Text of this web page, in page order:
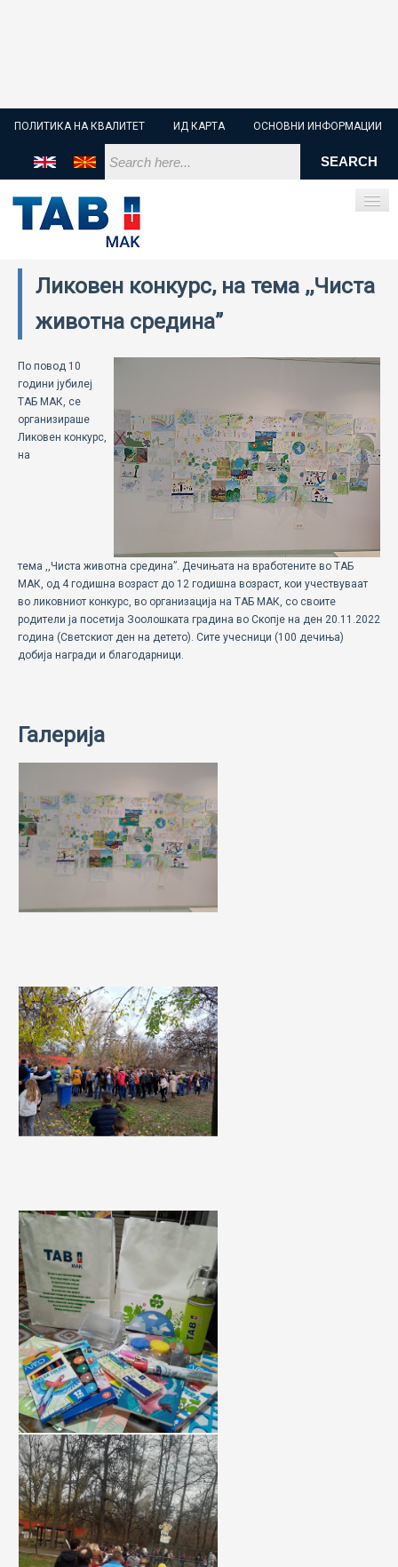
ПОЛИТИКА НА КВАЛИТЕТ ИД КАРТА ОСНОВНИ ИНФОРМАЦИИ
ПОЧЕТНА
ИНДУСТРИСКИ БАТЕРИИ
ECOMOTION
СПОРТ
НОВОСТИ
ГАЛЕРИЈА
КОНТАКТ
Ликовен конкурс, на тема ,,Чиста
животна средина”
По повод 10
години јубилеј
ТАБ МАК, се
организираше
Ликовен конкурс,
на
тема ,,Чиста животна средина”. Дечињата на вработените во ТАБ
МАК, од 4 годишна возраст до 12 годишна возраст, кои учествуваат
во ликовниот конкурс, во организација на ТАБ МАК, со своите
родители ја посетија Зоолошката градина во Скопје на ден 20.11.2022
година (Светскиот ден на детето). Сите учесници (100 дечиња)
добија награди и благодарници.
Галерија